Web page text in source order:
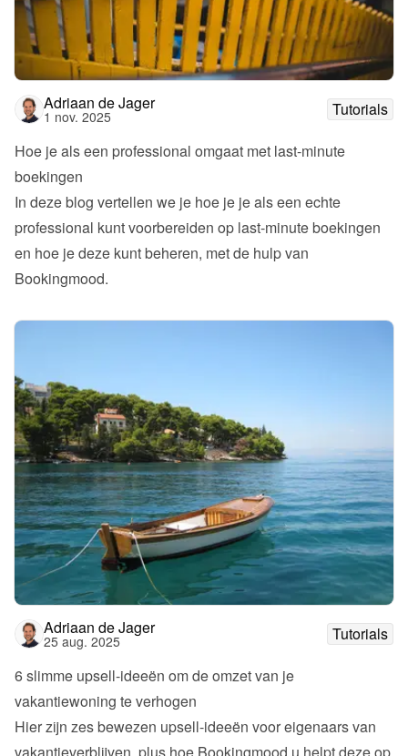
Adriaan de Jager
1 nov. 2025
Tutorials
Hoe je als een professional omgaat met last-minute
boekingen
In deze blog vertellen we je hoe je je als een echte
professional kunt voorbereiden op last-minute boekingen
en hoe je deze kunt beheren, met de hulp van
Bookingmood.
Adriaan de Jager
25 aug. 2025
Tutorials
6 slimme upsell-ideeën om de omzet van je
vakantiewoning te verhogen
Hier zijn zes bewezen upsell-ideeën voor eigenaars van
vakantieverblijven, plus hoe Bookingmood u helpt deze op